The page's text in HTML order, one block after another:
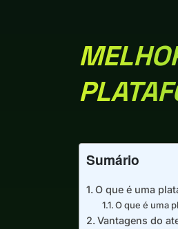
Sumário
O que é uma
O que é uma
Vantagens do